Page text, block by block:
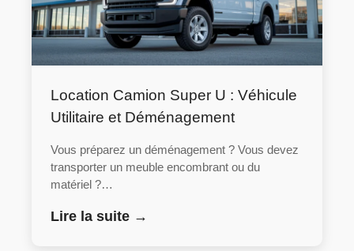
Location Camion Super U : Véhicule
Utilitaire et Déménagement
Vous préparez un déménagement ? Vous devez
transporter un meuble encombrant ou du
matériel ?…
Lire la suite →